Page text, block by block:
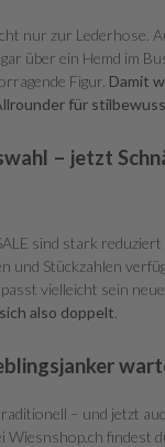
nur zur Lederhose.
über ein Hemd im
Figur. Damit
für
– jetzt
sind stark
und Stückzahlen
vielleicht sein
also doppelt
– und jetzt
Wiesnshop.ch findest